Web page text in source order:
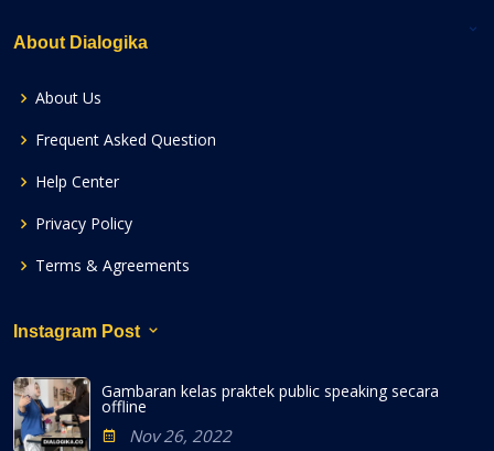
About Dialogika
About Us
Frequent Asked Question
Help Center
Privacy Policy
Terms & Agreements
Instagram Post
Gambaran kelas praktek public speaking secara
offline
Nov 26, 2022